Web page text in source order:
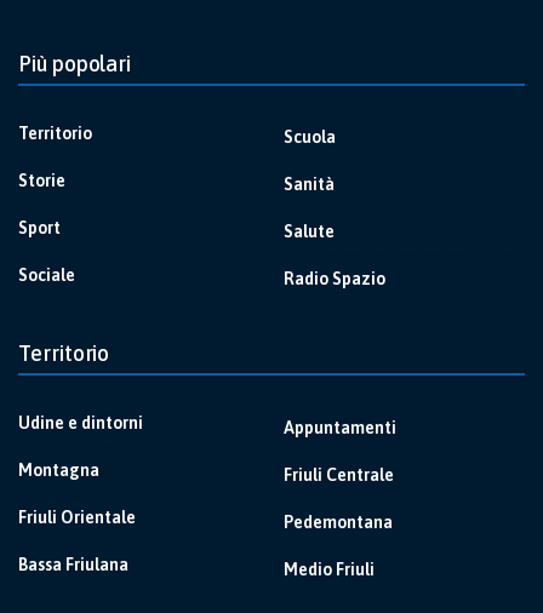
Più popolari
Territorio
Storie
Sport
Sociale
Scuola
Sanità
Salute
Radio Spazio
Territorio
Udine e dintorni
Montagna
Friuli Orientale
Bassa Friulana
Appuntamenti
Friuli Centrale
Pedemontana
Medio Friuli